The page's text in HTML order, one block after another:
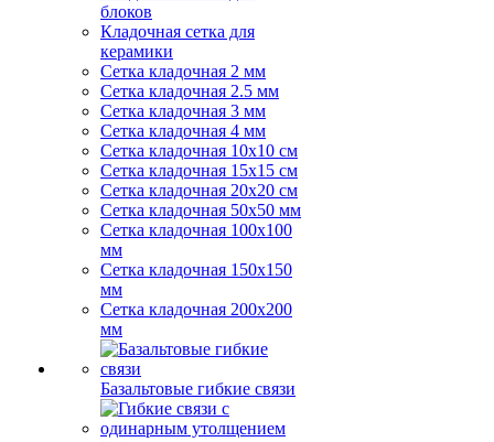
блоков
Кладочная сетка для
керамики
Сетка кладочная 2 мм
Сетка кладочная 2.5 мм
Сетка кладочная 3 мм
Сетка кладочная 4 мм
Сетка кладочная 10x10 см
Сетка кладочная 15x15 см
Сетка кладочная 20x20 см
Сетка кладочная 50x50 мм
Сетка кладочная 100x100
мм
Сетка кладочная 150x150
мм
Сетка кладочная 200x200
мм
Базальтовые гибкие связи